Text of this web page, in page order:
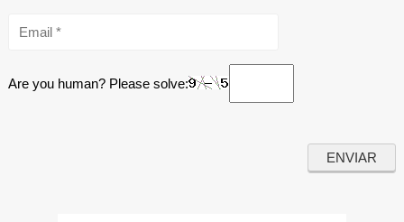
Are you human? Please solve: